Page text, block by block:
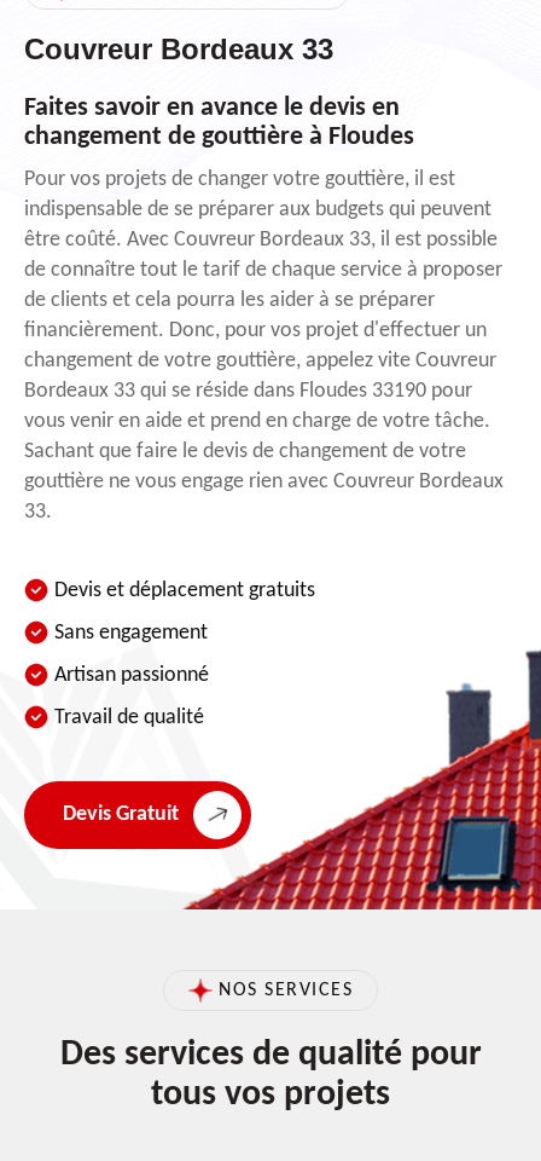
Couvreur Bordeaux 33
Faites savoir en avance le devis en
changement de gouttière à Floudes
Pour vos projets de changer votre gouttière, il est
indispensable de se préparer aux budgets qui peuvent
être coûté. Avec Couvreur Bordeaux 33, il est possible
de connaître tout le tarif de chaque service à proposer
de clients et cela pourra les aider à se préparer
financièrement. Donc, pour vos projet d'effectuer un
changement de votre gouttière, appelez vite Couvreur
Bordeaux 33 qui se réside dans Floudes 33190 pour
vous venir en aide et prend en charge de votre tâche.
Sachant que faire le devis de changement de votre
gouttière ne vous engage rien avec Couvreur Bordeaux
33.
Devis et déplacement gratuits
Sans engagement
Artisan passionné
Travail de qualité
Devis Gratuit
NOS SERVICES
Des services de qualité pour
tous vos projets